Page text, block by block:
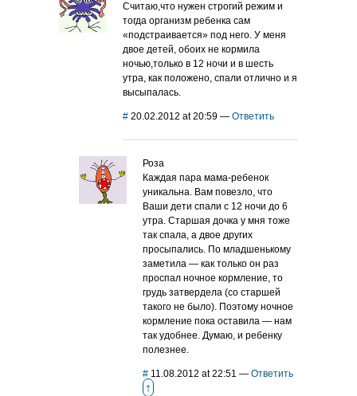
Считаю,что нужен строгий режим и
тогда организм ребенка сам
«подстраивается» под него. У меня
двое детей, обоих не кормила
ночью,только в 12 ночи и в шесть
утра, как положено, спали отлично и я
высыпалась.
# 20.02.2012 at 20:59 — Ответить
Роза
Каждая пара мама-ребенок
уникальна. Вам повезло, что
Ваши дети спали с 12 ночи до 6
утра. Старшая дочка у мня тоже
так спала, а двое других
просыпались. По младшенькому
заметила — как только он раз
проспал ночное кормление, то
грудь затвердела (со старшей
такого не было). Поэтому ночное
кормление пока оставила — нам
так удобнее. Думаю, и ребенку
полезнее.
# 11.08.2012 at 22:51 — Ответить
↑